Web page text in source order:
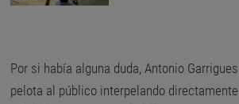
Por si había alguna duda, Antonio
pelota al público interpelando